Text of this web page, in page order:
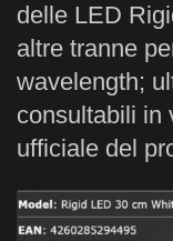
delle LED
altre tranne
wavelength;
consultabili in
ufficiale del